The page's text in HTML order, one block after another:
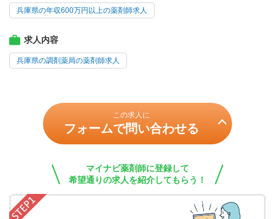
兵庫県の年収600万円以上の薬剤師求人
求人内容
兵庫県の調剤薬局の薬剤師求人
この求人に
フォームで問い合わせる
マイナビ薬剤師に登録して
希望通りの求人を紹介してもらう！